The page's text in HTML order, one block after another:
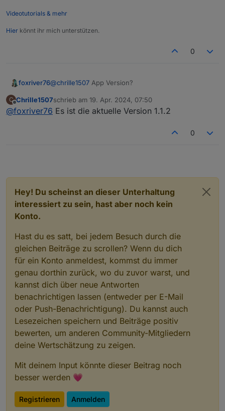
Videotutorials & mehr
Hier könnt ihr mich unterstützen.
0
foxriver76@chrille1507 App Version?
C
Offline
Chrille1507schrieb am 19. Apr. 2024, 07:50
zuletzt editiert von
@foxriver76 Es ist die aktuelle Version 1.1.2
0
Hey! Du scheinst an dieser Unterhaltung
interessiert zu sein, hast aber noch kein
Konto.
Hast du es satt, bei jedem Besuch durch die
gleichen Beiträge zu scrollen? Wenn du dich
für ein Konto anmeldest, kommst du immer
genau dorthin zurück, wo du zuvor warst, und
kannst dich über neue Antworten
benachrichtigen lassen (entweder per E-Mail
oder Push-Benachrichtigung). Du kannst auch
Lesezeichen speichern und Beiträge positiv
bewerten, um anderen Community-Mitgliedern
deine Wertschätzung zu zeigen.
Mit deinem Input könnte dieser Beitrag noch
besser werden 💗
Registrieren Anmelden